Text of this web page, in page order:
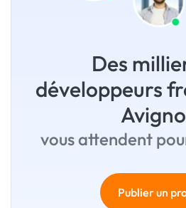
Des
développeurs
vous attendent
Publier un